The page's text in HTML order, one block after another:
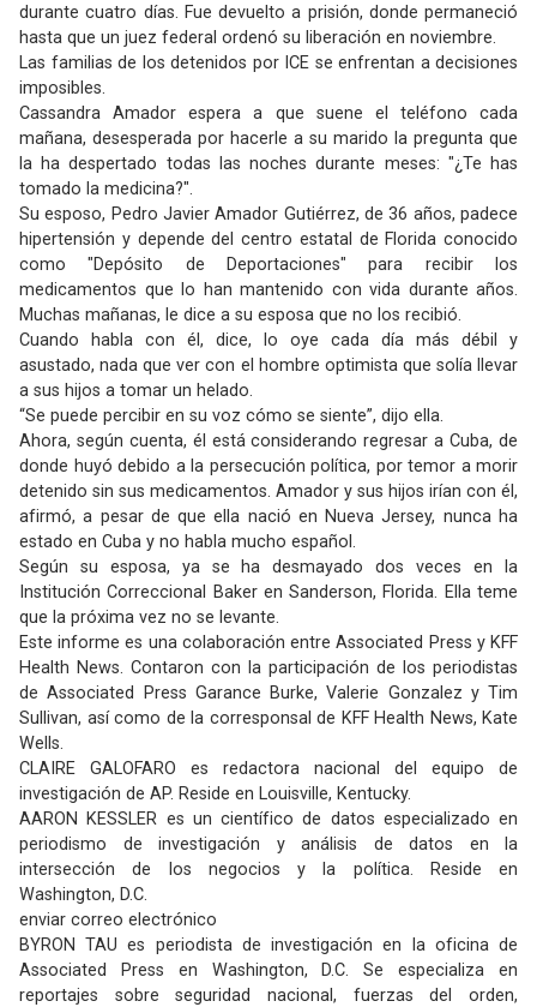
durante cuatro días. Fue devuelto a prisión, donde permaneció
hasta que un juez federal ordenó su liberación en noviembre.
Las familias de los detenidos por ICE se enfrentan a decisiones
imposibles.
Cassandra Amador espera a que suene el teléfono cada
mañana, desesperada por hacerle a su marido la pregunta que
la ha despertado todas las noches durante meses: "¿Te has
tomado la medicina?".
Su esposo, Pedro Javier Amador Gutiérrez, de 36 años, padece
hipertensión y depende del centro estatal de Florida conocido
como "Depósito de Deportaciones" para recibir los
medicamentos que lo han mantenido con vida durante años.
Muchas mañanas, le dice a su esposa que no los recibió.
Cuando habla con él, dice, lo oye cada día más débil y
asustado, nada que ver con el hombre optimista que solía llevar
a sus hijos a tomar un helado.
“Se puede percibir en su voz cómo se siente”, dijo ella.
Ahora, según cuenta, él está considerando regresar a Cuba, de
donde huyó debido a la persecución política, por temor a morir
detenido sin sus medicamentos. Amador y sus hijos irían con él,
afirmó, a pesar de que ella nació en Nueva Jersey, nunca ha
estado en Cuba y no habla mucho español.
Según su esposa, ya se ha desmayado dos veces en la
Institución Correccional Baker en Sanderson, Florida. Ella teme
que la próxima vez no se levante.
Este informe es una colaboración entre Associated Press y KFF
Health News. Contaron con la participación de los periodistas
de Associated Press Garance Burke, Valerie Gonzalez y Tim
Sullivan, así como de la corresponsal de KFF Health News, Kate
Wells.
CLAIRE GALOFARO es redactora nacional del equipo de
investigación de AP. Reside en Louisville, Kentucky.
AARON KESSLER es un científico de datos especializado en
periodismo de investigación y análisis de datos en la
intersección de los negocios y la política. Reside en
Washington, D.C.
enviar correo electrónico
BYRON TAU es periodista de investigación en la oficina de
Associated Press en Washington, D.C. Se especializa en
reportajes sobre seguridad nacional, fuerzas del orden,